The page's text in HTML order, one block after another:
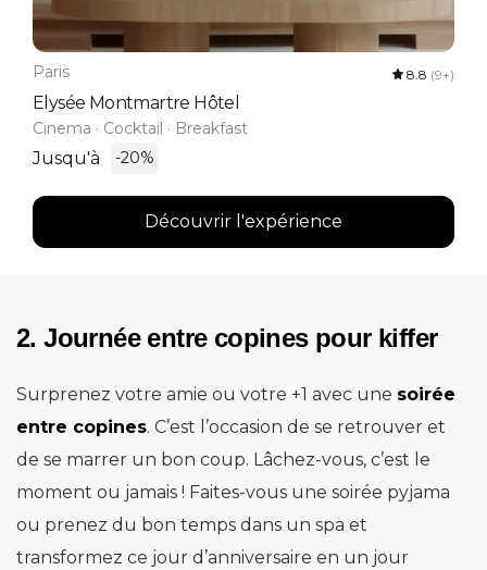
Paris 8.8 (9+)
Elysée Montmartre Hôtel
Cinema · Cocktail · Breakfast
Jusqu'à -20%
Découvrir l'expérience
2. Journée entre copines pour kiffer
Surprenez votre amie ou votre +1 avec une soirée
entre copines. C’est l’occasion de se retrouver et
de se marrer un bon coup. Lâchez-vous, c’est le
moment ou jamais ! Faites-vous une soirée pyjama
ou prenez du bon temps dans un spa et
transformez ce jour d’anniversaire en un jour